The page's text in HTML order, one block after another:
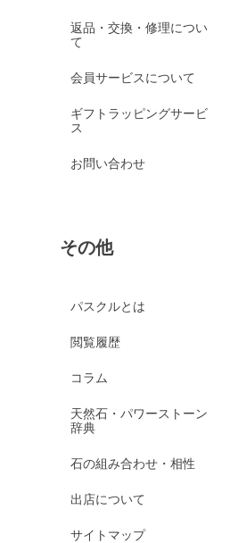
返品・交換・修理につい
て
会員サービスについて
ギフトラッピングサービ
ス
お問い合わせ
その他
パスクルとは
閲覧履歴
コラム
天然石・パワーストーン
辞典
石の組み合わせ・相性
出店について
サイトマップ